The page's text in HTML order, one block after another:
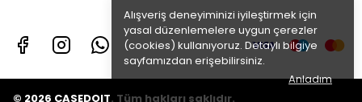
Alışveriş deneyiminizi iyileştirmek için
yasal düzenlemelere uygun çerezler
(cookies) kullanıyoruz. Detaylı bilgiye
sayfamızdan erişebilirsiniz.
Anladım
© 2026 CASEDOIT. Tüm hakları saklıdır.